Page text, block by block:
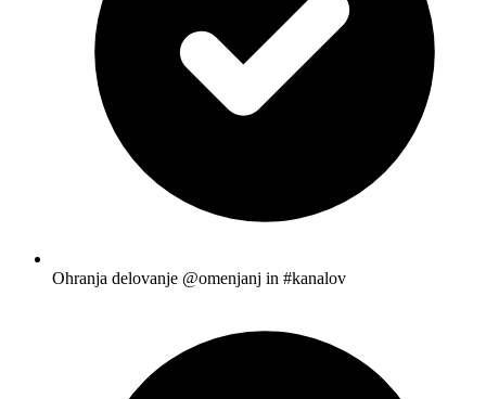
Ohranja delovanje @omenjanj in #kanalov